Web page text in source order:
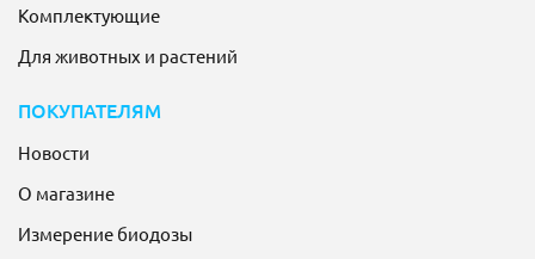
Комплектующие
Для животных и растений
ПОКУПАТЕЛЯМ
Новости
О магазине
Измерение биодозы